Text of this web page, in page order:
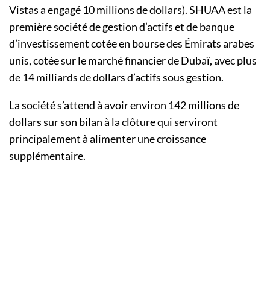
Vistas a engagé 10 millions de dollars). SHUAA est la
première société de gestion d’actifs et de banque
d’investissement cotée en bourse des Émirats arabes
unis, cotée sur le marché financier de Dubaï, avec plus
de 14 milliards de dollars d’actifs sous gestion.
La société s’attend à avoir environ 142 millions de
dollars sur son bilan à la clôture qui serviront
principalement à alimenter une croissance
supplémentaire.